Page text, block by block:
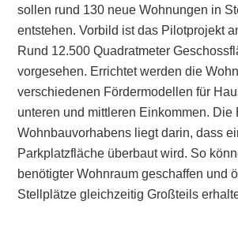
sollen rund 130 neue Wohnungen in
entstehen. Vorbild ist das Pilotprojekt
Rund 12.500 Quadratmeter
vorgesehen. Errichtet werden die
verschiedenen Fördermodellen für
unteren und mittleren Einkommen. Die
Wohnbauvorhabens liegt darin, dass
Parkplatzfläche überbaut wird. So
benötigter Wohnraum geschaffen und
Stellplätze gleichzeitig Großteils